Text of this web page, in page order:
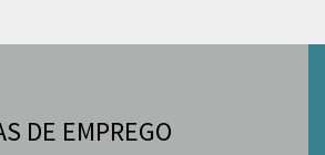
DE EMPREGO